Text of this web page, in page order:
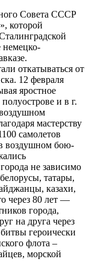
Совета СССР
которой
немецко-
откатываться от
12 февраля
яростное
и в г.
мастерству
самолетов
воздушном бою-
не зависимо
татары,
казахи,
через 80 лет —
города,
на друга через
героически
флота –
морской